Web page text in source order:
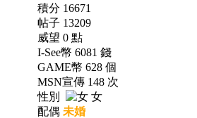
積分 16671
帖子 13209
威望 0 點
I-See幣 6081 錢
GAME幣 628 個
MSN宣傳 148 次
性別
女
配偶 未婚